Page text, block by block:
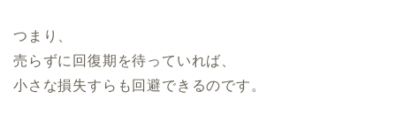
つまり、
売らずに回復期を待っていれば、
小さな損失すらも回避できるのです。